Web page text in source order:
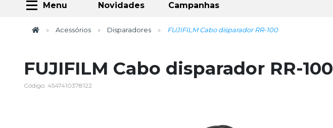
Menu Novidades Campanhas
Acessórios Disparadores FUJIFILM Cabo disparador RR-100
FUJIFILM Cabo disparador RR-100
Código: 4547410378122